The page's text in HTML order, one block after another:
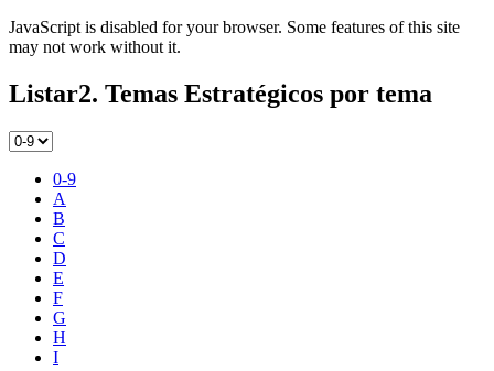
JavaScript is disabled for your browser. Some features of this site
may not work without it.
Listar2. Temas Estratégicos por tema
0-9
A
B
C
D
E
F
G
H
I